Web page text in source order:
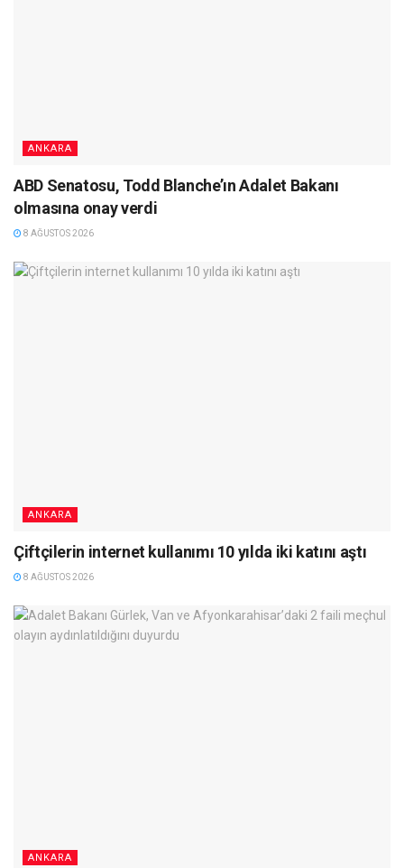
ANKARA
ABD Senatosu, Todd Blanche’ın Adalet Bakanı
olmasına onay verdi
8 AĞUSTOS 2026
ANKARA
Çiftçilerin internet kullanımı 10 yılda iki katını aştı
8 AĞUSTOS 2026
ANKARA